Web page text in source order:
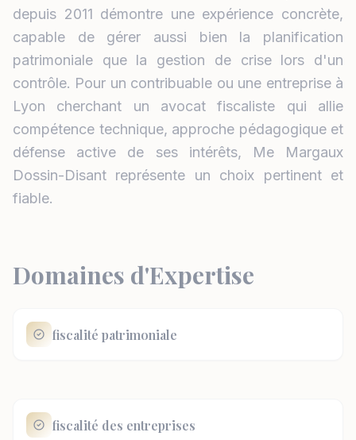
depuis 2011 démontre une expérience concrète,
capable de gérer aussi bien la planification
patrimoniale que la gestion de crise lors d'un
contrôle. Pour un contribuable ou une entreprise à
Lyon cherchant un avocat fiscaliste qui allie
compétence technique, approche pédagogique et
défense active de ses intérêts, Me Margaux
Dossin-Disant représente un choix pertinent et
fiable.
Domaines d'Expertise
fiscalité patrimoniale
fiscalité des entreprises